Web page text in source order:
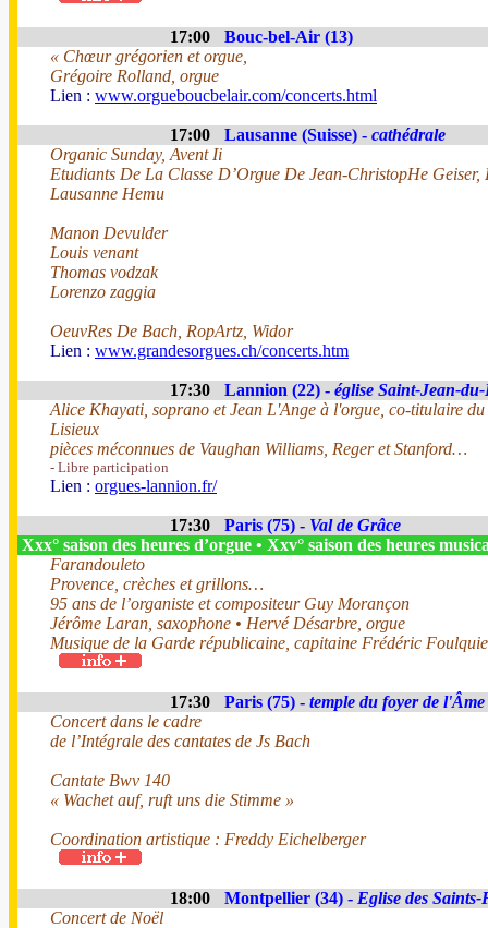
17:00
Bouc-bel-Air (13)
« Chœur grégorien et orgue,
Grégoire Rolland, orgue
Lien : www.orgueboucbelair.com/concerts.html
17:00 Lausanne (Suisse) - cathédrale
Organic Sunday, Avent Ii
Etudiants De La Classe D’Orgue De Jean-ChristopHe
Lausanne Hemu
Manon Devulder
Louis venant
Thomas vodzak
Lorenzo zaggia
OeuvRes De Bach, RopArtz, Widor
Lien : www.grandesorgues.ch/concerts.htm
17:30 Lannion (22) - église Saint-Jean-
Alice Khayati, soprano et Jean L'Ange à l'orgue, co-titulaire
Lisieux
pièces méconnues de Vaughan Williams, Reger et Stanford…
- Libre participation
Lien : orgues-lannion.fr/
17:30 Paris (75) - Val de Grâce
Xxx° saison des heures d’orgue • Xxv° saison des heures
Farandouleto
Provence, crèches et grillons…
95 ans de l’organiste et compositeur Guy Morançon
Jérôme Laran, saxophone • Hervé Désarbre, orgue
Musique de la Garde républicaine, capitaine Frédéric
17:30 Paris (75) - temple du foyer de l'Âme
Concert dans le cadre
de l’Intégrale des cantates de Js Bach
Cantate Bwv 140
« Wachet auf, ruft uns die Stimme »
Coordination artistique : Freddy Eichelberger
18:00 Montpellier (34) - Eglise des
Concert de Noël